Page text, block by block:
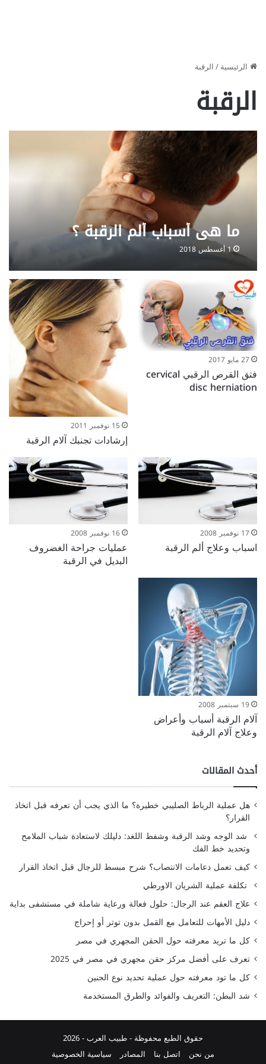
الرئيسية/الرقبة
الرقبة
ما هي أسباب ألم الرقبة ؟
1 أغسطس 2018
27 مايو 2017
فتق القرص الرقبي cervical
disc herniation
15 نوفمبر 2011
إرشادات تجنبك آلام الرقبة
17 نوفمبر 2008
اسباب وعلاج ألم الرقبة
16 نوفمبر 2008
عمليات جراحة الغضروف
البديل في الرقبة
19 سبتمبر 2008
آلام الرقبة أسباب وأعراض
وعلاج آلام الرقبة
أحدث المقالات
هل عملية الرباط الصليبي خطيرة؟ ما الذي يجب أن تعرفه قبل اتخاذ
القرار؟
شد الوجه وشد الرقبة وشفط اللغد: دليلك لاستعادة شباب الملامح
وتحديد خط الفك
كيف تعمل دعامات الانتصاب؟ شرح مبسط للرجال قبل اتخاذ القرار
تكلفة عملية الشريان الاورطي
علاج العقم عند الرجال: حلول فعالة ورعاية شاملة في مستشفى بداية
دليل الأمهات للتعامل مع القمل بدون توتر أو إحراج
كل ما تريد معرفته حول الحقن المجهري في مصر
تعرف على أفضل مركز حقن مجهري في مصر في 2025
كل ما تود معرفته حول عملية تحديد نوع الجنين
شد البطن: التعريف والفوائد والطرق المستخدمة
حقوق الطبع محفوظة -طبيب العرب- 2026
من نحن
اتصل بنا المصادر سياسية الخصوصية